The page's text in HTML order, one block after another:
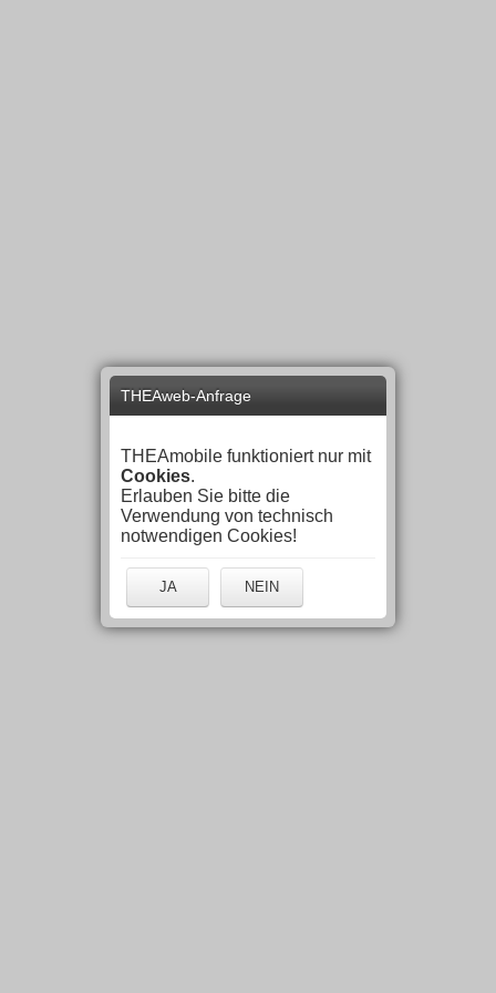
THEAweb-Anfrage
THEAmobile funktioniert nur mit
Cookies.
Erlauben Sie bitte die
Verwendung von technisch
notwendigen Cookies!
JA NEIN